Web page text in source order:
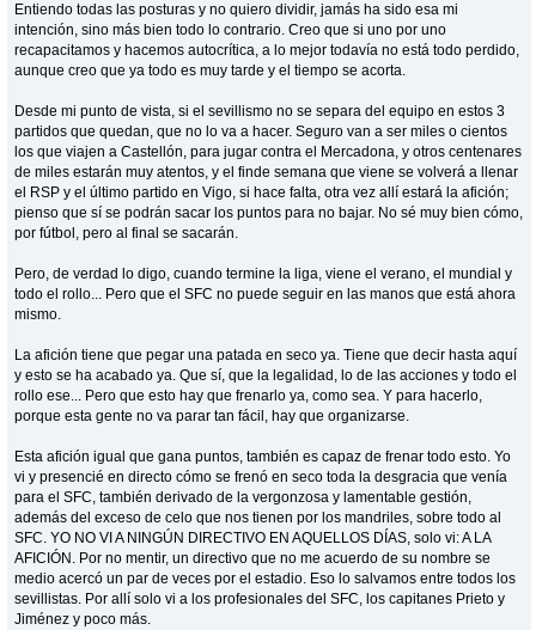
Entiendo todas las posturas y no quiero dividir, jamás ha sido esa mi
intención, sino más bien todo lo contrario. Creo que si uno por uno
recapacitamos y hacemos autocrítica, a lo mejor todavía no está todo perdido,
aunque creo que ya todo es muy tarde y el tiempo se acorta.
Desde mi punto de vista, si el sevillismo no se separa del equipo en estos 3
partidos que quedan, que no lo va a hacer. Seguro van a ser miles o cientos
los que viajen a Castellón, para jugar contra el Mercadona, y otros centenares
de miles estarán muy atentos, y el finde semana que viene se volverá a llenar
el RSP y el último partido en Vigo, si hace falta, otra vez allí estará la afición;
pienso que sí se podrán sacar los puntos para no bajar. No sé muy bien cómo,
por fútbol, pero al final se sacarán.
Pero, de verdad lo digo, cuando termine la liga, viene el verano, el mundial y
todo el rollo... Pero que el SFC no puede seguir en las manos que está ahora
mismo.
La afición tiene que pegar una patada en seco ya. Tiene que decir hasta aquí
y esto se ha acabado ya. Que sí, que la legalidad, lo de las acciones y todo el
rollo ese... Pero que esto hay que frenarlo ya, como sea. Y para hacerlo,
porque esta gente no va parar tan fácil, hay que organizarse.
Esta afición igual que gana puntos, también es capaz de frenar todo esto. Yo
vi y presencié en directo cómo se frenó en seco toda la desgracia que venía
para el SFC, también derivado de la vergonzosa y lamentable gestión,
además del exceso de celo que nos tienen por los mandriles, sobre todo al
SFC. YO NO VI A NINGÚN DIRECTIVO EN AQUELLOS DÍAS, solo vi: A LA
AFICIÓN. Por no mentir, un directivo que no me acuerdo de su nombre se
medio acercó un par de veces por el estadio. Eso lo salvamos entre todos los
sevillistas. Por allí solo vi a los profesionales del SFC, los capitanes Prieto y
Jiménez y poco más.